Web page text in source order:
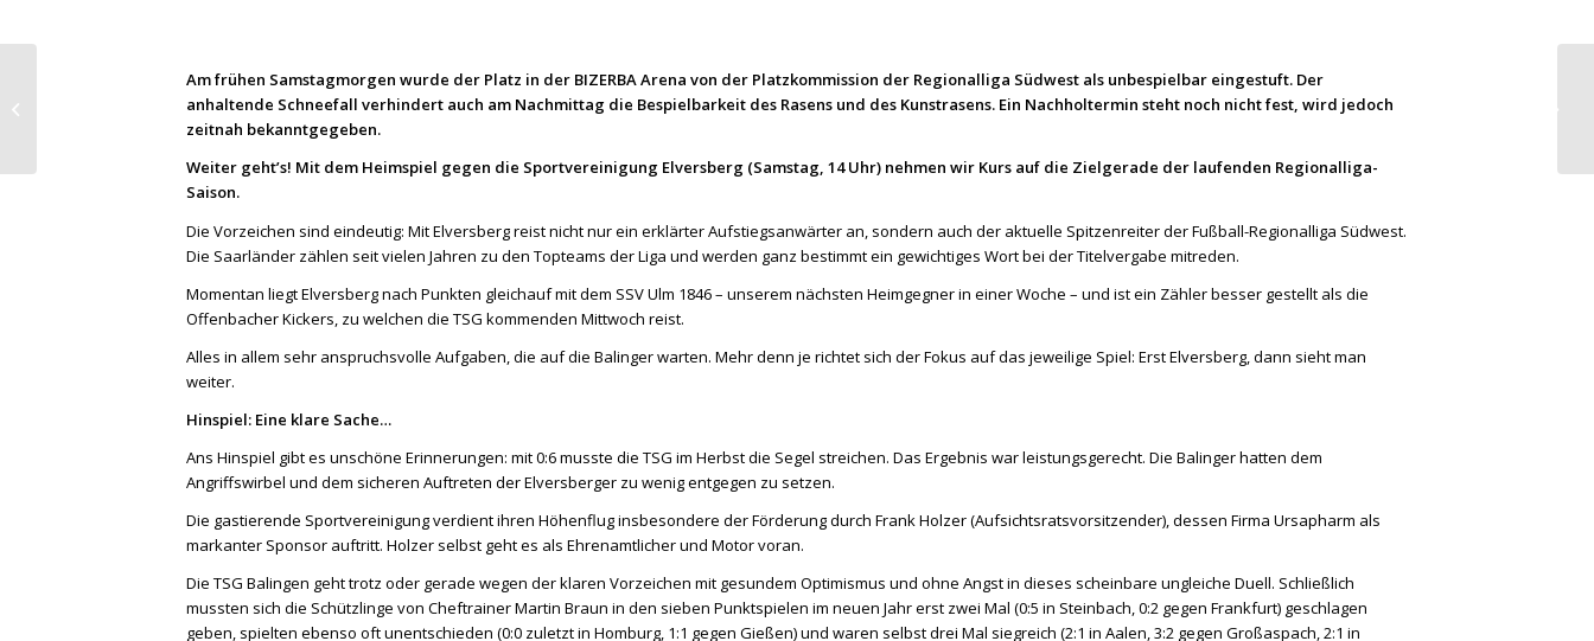
Am frühen Samstagmorgen wurde der Platz in der BIZERBA Arena von der Platzkommission der Regionalliga Südwest als unbespielbar eingestuft. Der
anhaltende Schneefall verhindert auch am Nachmittag die Bespielbarkeit des Rasens und des Kunstrasens. Ein Nachholtermin steht noch nicht fest, wird jedoch
zeitnah bekanntgegeben.
Weiter geht’s! Mit dem Heimspiel gegen die Sportvereinigung Elversberg (Samstag, 14 Uhr) nehmen wir Kurs auf die Zielgerade der laufenden Regionalliga-
Saison.
Die Vorzeichen sind eindeutig: Mit Elversberg reist nicht nur ein erklärter Aufstiegsanwärter an, sondern auch der aktuelle Spitzenreiter der Fußball-Regionalliga Südwest.
Die Saarländer zählen seit vielen Jahren zu den Topteams der Liga und werden ganz bestimmt ein gewichtiges Wort bei der Titelvergabe mitreden.
Momentan liegt Elversberg nach Punkten gleichauf mit dem SSV Ulm 1846 – unserem nächsten Heimgegner in einer Woche – und ist ein Zähler besser gestellt als die
Offenbacher Kickers, zu welchen die TSG kommenden Mittwoch reist.
Alles in allem sehr anspruchsvolle Aufgaben, die auf die Balinger warten. Mehr denn je richtet sich der Fokus auf das jeweilige Spiel: Erst Elversberg, dann sieht man
weiter.
Hinspiel: Eine klare Sache…
Ans Hinspiel gibt es unschöne Erinnerungen: mit 0:6 musste die TSG im Herbst die Segel streichen. Das Ergebnis war leistungsgerecht. Die Balinger hatten dem
Angriffswirbel und dem sicheren Auftreten der Elversberger zu wenig entgegen zu setzen.
Die gastierende Sportvereinigung verdient ihren Höhenflug insbesondere der Förderung durch Frank Holzer (Aufsichtsratsvorsitzender), dessen Firma Ursapharm als
markanter Sponsor auftritt. Holzer selbst geht es als Ehrenamtlicher und Motor voran.
Die TSG Balingen geht trotz oder gerade wegen der klaren Vorzeichen mit gesundem Optimismus und ohne Angst in dieses scheinbare ungleiche Duell. Schließlich
mussten sich die Schützlinge von Cheftrainer Martin Braun in den sieben Punktspielen im neuen Jahr erst zwei Mal (0:5 in Steinbach, 0:2 gegen Frankfurt) geschlagen
geben, spielten ebenso oft unentschieden (0:0 zuletzt in Homburg, 1:1 gegen Gießen) und waren selbst drei Mal siegreich (2:1 in Aalen, 3:2 gegen Großaspach, 2:1 in